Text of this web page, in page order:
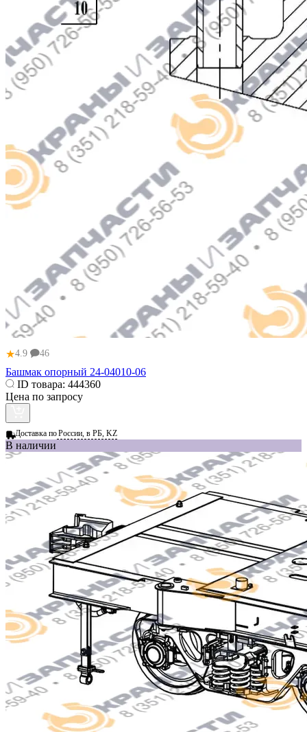
★4.9 46
Башмак опорный 24-04010-06
ID товара: 444360
Цена по запросу
Доставка поРоссии, в РБ, KZ
В наличии